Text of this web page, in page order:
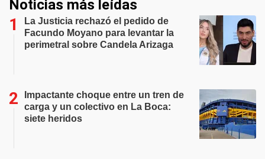
Noticias más leídas
La Justicia rechazó el pedido de
Facundo Moyano para levantar la
perimetral sobre Candela Arizaga
Impactante choque entre un tren de
carga y un colectivo en La Boca:
siete heridos